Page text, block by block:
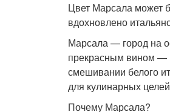
Цвет Марсала может
вдохновлено
Марсала — город на
прекрасным вином —
смешивании белого
для кулинарных
Почему Марсала?